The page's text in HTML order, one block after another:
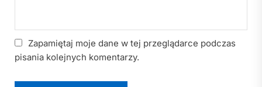
Zapamiętaj moje dane w tej przeglądarce podczas
pisania kolejnych komentarzy.